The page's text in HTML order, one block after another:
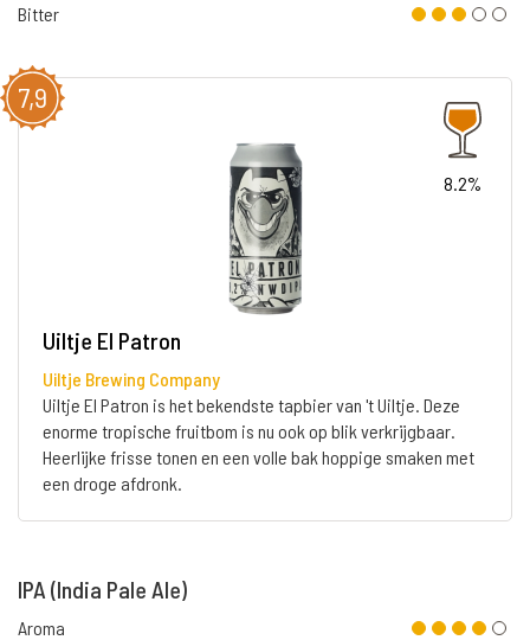
Bitter
7,9
8.2%
Uiltje El Patron
Uiltje Brewing Company
Uiltje El Patron is het bekendste tapbier van 't Uiltje. Deze
enorme tropische fruitbom is nu ook op blik verkrijgbaar.
Heerlijke frisse tonen en een volle bak hoppige smaken met
een droge afdronk.
IPA (India Pale Ale)
Aroma